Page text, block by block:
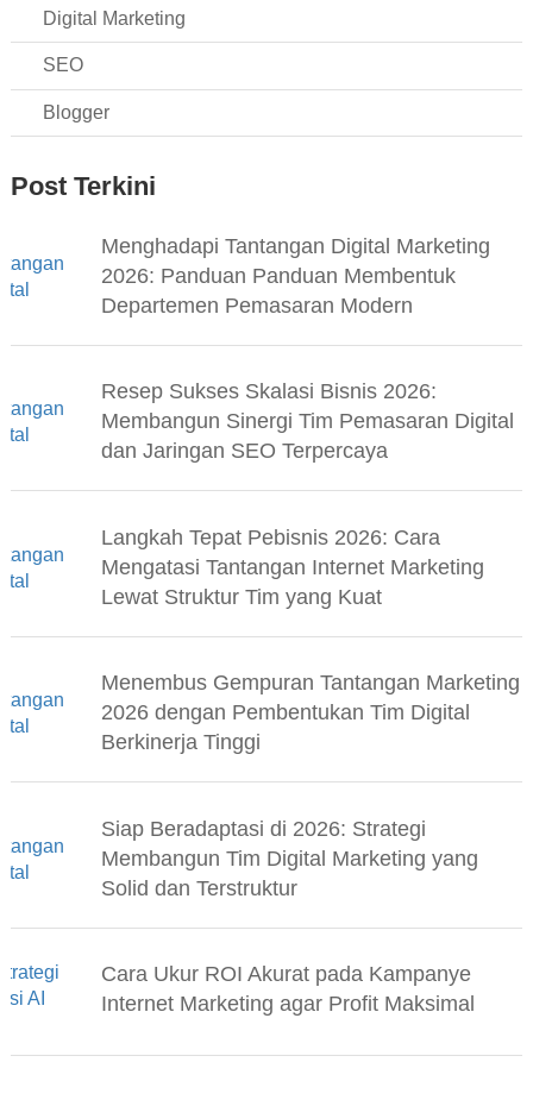
Digital Marketing
SEO
Blogger
Post Terkini
Menghadapi Tantangan Digital Marketing
2026: Panduan Panduan Membentuk
Departemen Pemasaran Modern
Resep Sukses Skalasi Bisnis 2026:
Membangun Sinergi Tim Pemasaran Digital
dan Jaringan SEO Terpercaya
Langkah Tepat Pebisnis 2026: Cara
Mengatasi Tantangan Internet Marketing
Lewat Struktur Tim yang Kuat
Menembus Gempuran Tantangan Marketing
2026 dengan Pembentukan Tim Digital
Berkinerja Tinggi
Siap Beradaptasi di 2026: Strategi
Membangun Tim Digital Marketing yang
Solid dan Terstruktur
Cara Ukur ROI Akurat pada Kampanye
Internet Marketing agar Profit Maksimal